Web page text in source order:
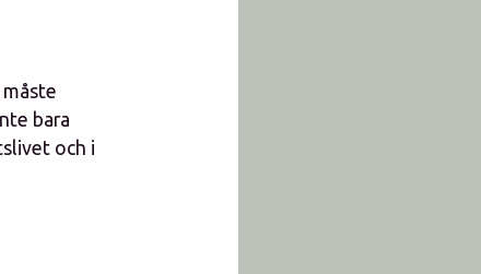
bara
och i